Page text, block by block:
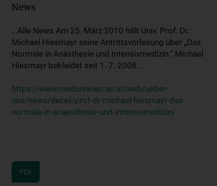
News
...Alle News Am 25. März 2010 hält Univ. Prof. Dr.
Michael Hiesmayr seine Antrittsvorlesung über „Das
Normale in Anästhesie und Intensivmedizin.“ Michael
Hiesmayr bekleidet seit 1. 7. 2008...
https://www.meduniwien.ac.at/web/ueber-
uns/news/detail/prof-dr-michael-hiesmayr-das-
normale-in-anaesthesie-und-intensivmedizin/
PDF